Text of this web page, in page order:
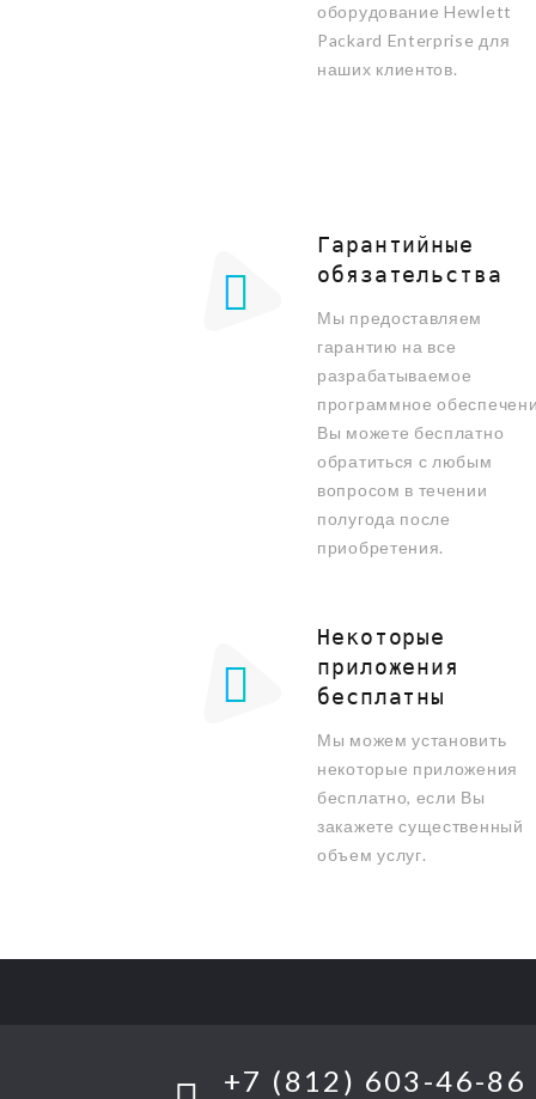
оборудование Hewlett
Packard Enterprise для
наших клиентов.
Гарантийные
обязательства
Мы предоставляем
гарантию на все
разрабатываемое
программное
Вы можете бесплатно
обратиться с любым
вопросом в течении
полугода после
приобретения.
Некоторые
приложения
бесплатны
Мы можем установить
некоторые приложения
бесплатно, если Вы
закажете существенный
объем услуг.
+7 (812) 603-46-86